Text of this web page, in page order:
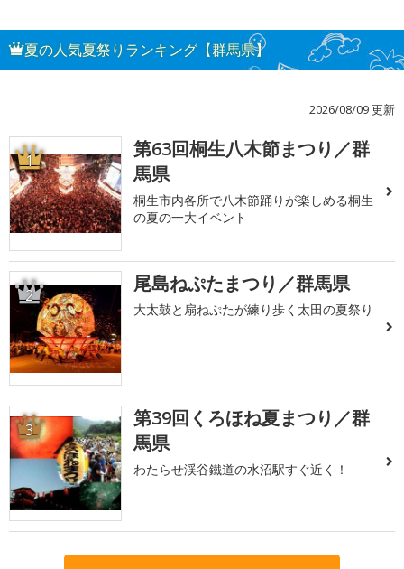
夏の人気夏祭りランキング【群馬県】
2026/08/09 更新
1
第63回桐生八木節まつり／群
馬県
桐生市内各所で八木節踊りが楽しめる桐生
の夏の一大イベント
2 尾島ねぷたまつり／群馬県
大太鼓と扇ねぷたが練り歩く太田の夏祭り
3
第39回くろほね夏まつり／群
馬県
わたらせ渓谷鐵道の水沼駅すぐ近く！